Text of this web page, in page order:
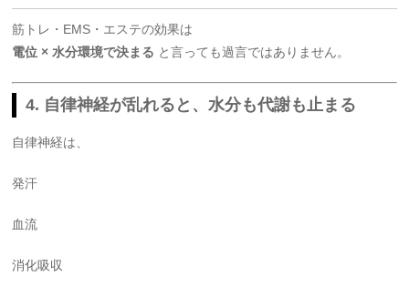
筋トレ・EMS・エステの効果は
電位 × 水分環境で決まる と言っても過言ではありません。
4. 自律神経が乱れると、水分も代謝も止まる
自律神経は、
発汗
血流
消化吸収